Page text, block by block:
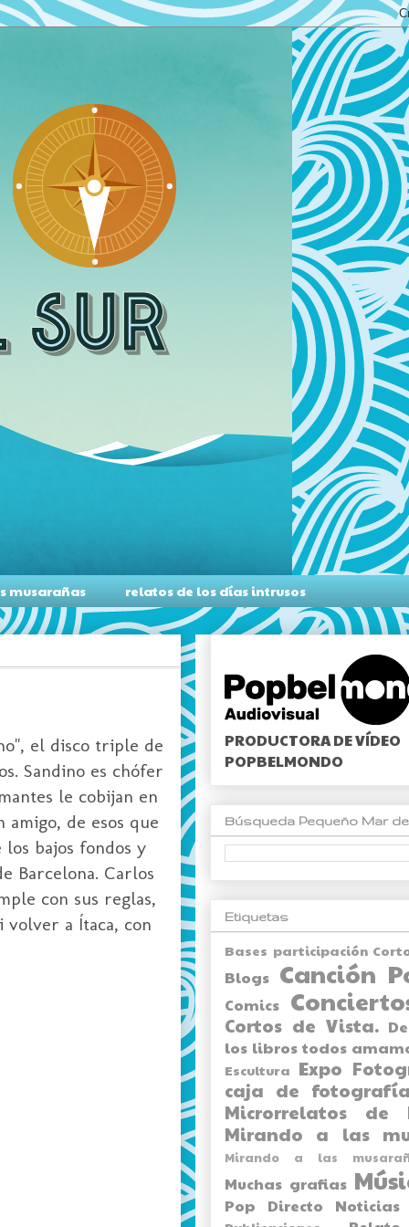
musarañas relatos de los días intrusos
el disco triple de
Sandino es chófer
le cobijan en
de esos que
bajos fondos y
Barcelona. Carlos
con sus reglas,
volver a Ítaca, con
PRODUCTORA DE VÍDEO
POPBELMONDO
Búsqueda Pequeño Mar
Etiquetas
Bases participación
Blogs Canción
Comics
Cortos de Vista.
los libros todos
Escultura Expo
caja de
Microrrelatos de
Mirando a las
Mirando a las
Muchas grafias
Pop Directo Noticias